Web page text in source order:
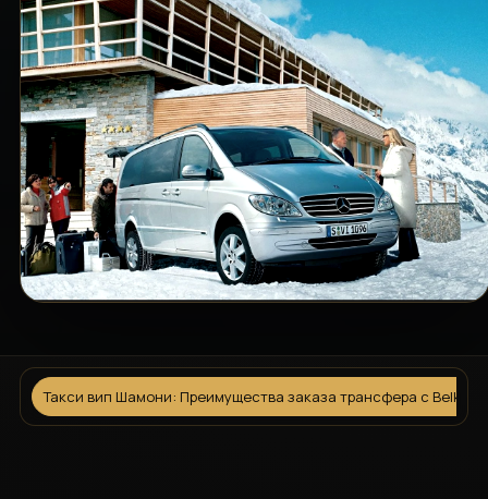
Такси вип Шамони: Преимущества заказа трансфера с Belka